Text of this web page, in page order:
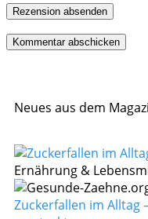
Rezension absenden
Neues aus dem
Ernährung &
Zuckerfallen im Alltag